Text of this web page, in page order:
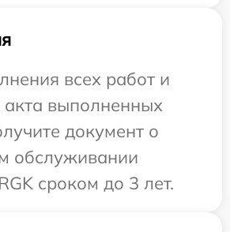
всех работ и
акта выполненных
документ о
обслуживании
сроком до 3 лет.